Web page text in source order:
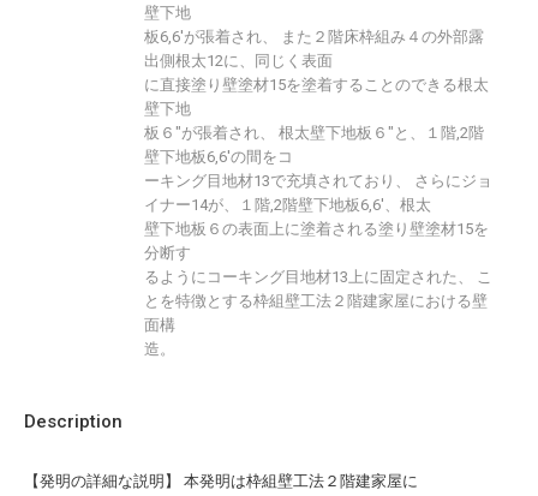
Description
【発明の詳細な説明】 本発明は枠組壁工法２階建家屋に
壁下地
板6,6′が張着され、 また２階床枠組み４の外部露
出側根太12に、同じく表面
に直接塗り壁塗材15を塗着することのできる根太
壁下地
板６″が張着され、 根太壁下地板６″と、１階,2階
壁下地板6,6′の間をコ
ーキング目地材13で充填されており、 さらにジョ
イナー14が、１階,2階壁下地板6,6′、根太
壁下地板６の表面上に塗着される塗り壁塗材15を
分断す
るようにコーキング目地材13上に固定された、 こ
とを特徴とする枠組壁工法２階建家屋における壁
面構
造。